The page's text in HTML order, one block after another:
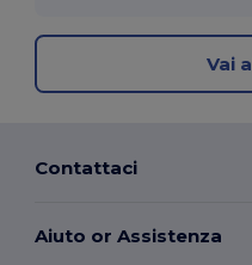
Vai
Contattaci
Aiuto or Assistenza